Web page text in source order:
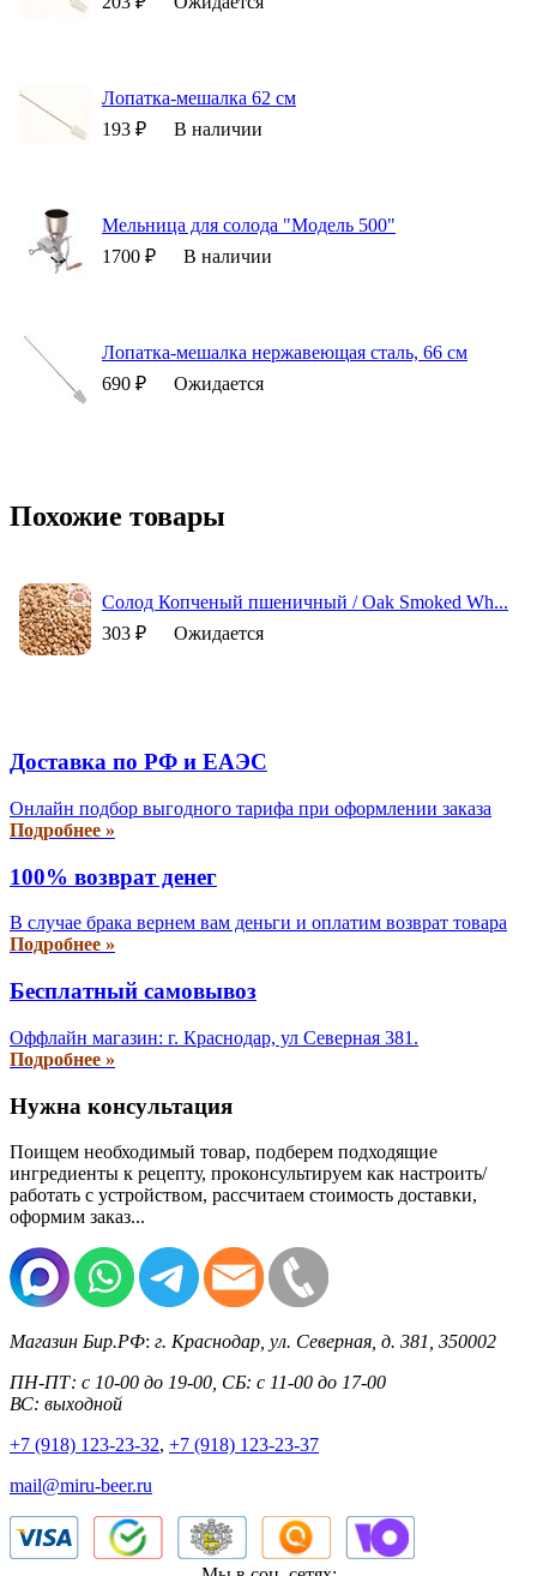
Лопатка-мешалка 62 см
193 ₽
В наличии
Мельница для солода "Модель 500"
1700 ₽
В наличии
Лопатка-мешалка нержавеющая сталь, 66 см
690 ₽
Ожидается
Похожие товары
Солод Копченый пшеничный / Oak Smoked Wh...
303 ₽
Ожидается
Доставка по РФ и EAЭС
Онлайн подбор выгодного тарифа при оформлении заказа
Подробнее »
100% возврат денег
В случае брака вернем вам деньги и оплатим возврат товара
Подробнее »
Бесплатный самовывоз
Оффлайн магазин: г. Краснодар, ул Северная 381.
Подробнее »
Нужна консультация
Поищем необходимый товар, подберем подходящие
ингредиенты к рецепту, проконсультируем как настроить/
работать с устройством, рассчитаем стоимость доставки,
оформим заказ...
Магазин Бир.РФ: г. Краснодар ул. Северная, д. 381 350002
ПН-ПТ: с 10-00 до 19-00, СБ: с 11-00 до 17-00
ВС: выходной
+7 (918) 123-23-32, +7 (918) 123-23-37
mail@miru-beer.ru